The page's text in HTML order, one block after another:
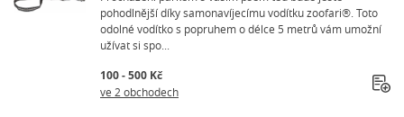
pohodlnější díky samonavíjecímu vodítku zoofari®. Toto
odolné vodítko s popruhem o délce 5 metrů vám umožní
užívat si spo...
100 - 500 Kč
ve 2 obchodech